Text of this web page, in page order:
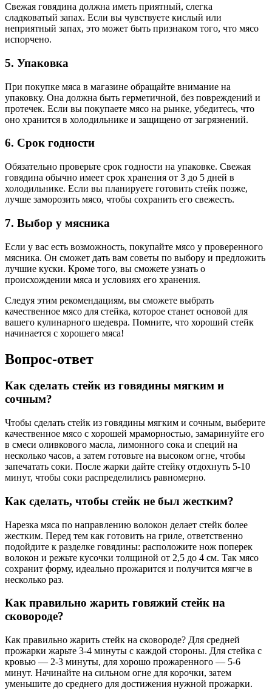
Свежая говядина должна иметь приятный, слегка
сладковатый запах. Если вы чувствуете кислый или
неприятный запах, это может быть признаком того, что мясо
испорчено.
5. Упаковка
При покупке мяса в магазине обращайте внимание на
упаковку. Она должна быть герметичной, без повреждений и
протечек. Если вы покупаете мясо на рынке, убедитесь, что
оно хранится в холодильнике и защищено от загрязнений.
6. Срок годности
Обязательно проверьте срок годности на упаковке. Свежая
говядина обычно имеет срок хранения от 3 до 5 дней в
холодильнике. Если вы планируете готовить стейк позже,
лучше заморозить мясо, чтобы сохранить его свежесть.
7. Выбор у мясника
Если у вас есть возможность, покупайте мясо у проверенного
мясника. Он сможет дать вам советы по выбору и предложить
лучшие куски. Кроме того, вы сможете узнать о
происхождении мяса и условиях его хранения.
Следуя этим рекомендациям, вы сможете выбрать
качественное мясо для стейка, которое станет основой для
вашего кулинарного шедевра. Помните, что хороший стейк
начинается с хорошего мяса!
Вопрос-ответ
Как сделать стейк из говядины мягким и
сочным?
Чтобы сделать стейк из говядины мягким и сочным, выберите
качественное мясо с хорошей мраморностью, замаринуйте его
в смеси оливкового масла, лимонного сока и специй на
несколько часов, а затем готовьте на высоком огне, чтобы
запечатать соки. После жарки дайте стейку отдохнуть 5-10
минут, чтобы соки распределились равномерно.
Как сделать, чтобы стейк не был жестким?
Нарезка мяса по направлению волокон делает стейк более
жестким. Перед тем как готовить на гриле, ответственно
подойдите к разделке говядины: расположите нож поперек
волокон и режьте кусочки толщиной от 2,5 до 4 см. Так мясо
сохранит форму, идеально прожарится и получится мягче в
несколько раз.
Как правильно жарить говяжий стейк на
сковороде?
Как правильно жарить стейк на сковороде? Для средней
прожарки жарьте 3-4 минуты с каждой стороны. Для стейка с
кровью — 2-3 минуты, для хорошо прожаренного — 5-6
минут. Начинайте на сильном огне для корочки, затем
уменьшите до среднего для достижения нужной прожарки.